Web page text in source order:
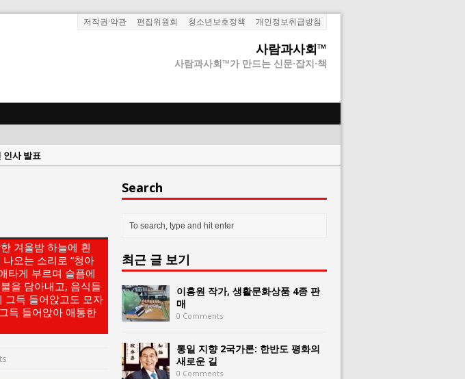
저작권·약관 편집위원회 청소년보호정책 개인정보취급방침
사람과사회™
사람과사회™가 만드는 신문·잡지·책
인사 발표
인가?
”
’으로 생활정치 실현”
해질 수 있다”
판매
새로운 길
겨울밤 하늘에 흰
오는 소리로 “청아
타게 부르며 슬픔에
을 담아내고, 음식들
그득 들어앉고도 모자
득 들어앉아 애통한
Search
최근 글 보기
이홍원 작가, 생활문화상품 4종 판
매
0 Comments
통일 지향 2국가론: 한반도 평화의
새로운 길
0 Comments